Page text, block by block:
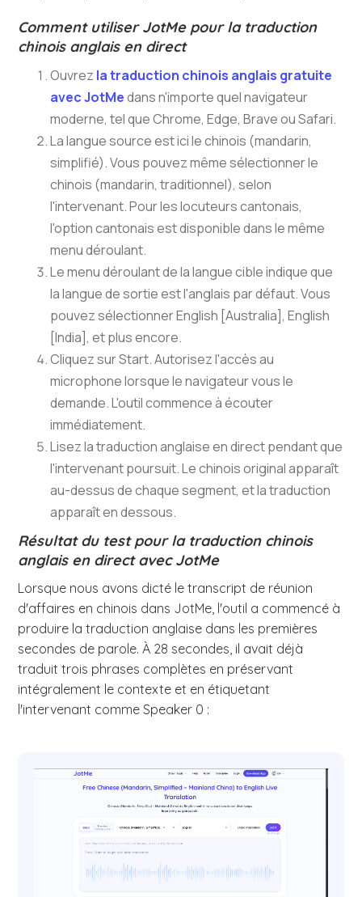
Comment utiliser JotMe pour la traduction
chinois anglais en direct
Ouvrez la traduction chinois anglais gratuite
avec JotMedans n'importe quel navigateur
moderne, tel que Chrome, Edge, Brave ou Safari.
La langue source est ici le chinois (mandarin,
simplifié). Vous pouvez même sélectionner le
chinois (mandarin, traditionnel), selon
l'intervenant. Pour les locuteurs cantonais,
l'option cantonais est disponible dans le même
menu déroulant.
Le menu déroulant de la langue cible indique que
la langue de sortie est l'anglais par défaut. Vous
pouvez sélectionner English [Australia], English
[India], et plus encore.
Cliquez sur Start. Autorisez l'accès au
microphone lorsque le navigateur vous le
demande. L'outil commence à écouter
immédiatement.
Lisez la traduction anglaise en direct pendant que
l'intervenant poursuit. Le chinois original apparaît
au-dessus de chaque segment, et la traduction
apparaît en dessous.
Résultat du test pour la traduction chinois
anglais en direct avec JotMe
Lorsque nous avons dicté le transcript de réunion
d'affaires en chinois dans JotMe, l'outil a commencé à
produire la traduction anglaise dans les premières
secondes de parole. À 28 secondes, il avait déjà
traduit trois phrases complètes en préservant
intégralement le contexte et en étiquetant
l'intervenant comme Speaker 0 :